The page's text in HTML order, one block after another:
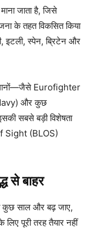
जाता है, जिसे
के तहत विकसित किया
इटली, स्पेन, ब्रिटेन और
Eurofighter
और कुछ
सबसे बड़ी विशेषता
Sight (BLOS)
से बाहर
कुछ साल और बढ़ जाए,
पूरी तरह तैयार नहीं